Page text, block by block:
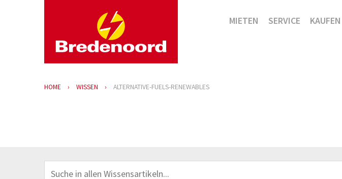
MIETEN SERVICE KAUFEN
HOME WISSEN ALTERNATIVE-FUELS-RENEWABLES